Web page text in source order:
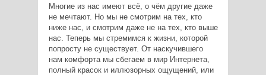
Многие из нас имеют всё, о чём другие даже
не мечтают. Но мы не смотрим на тех, кто
ниже нас, и смотрим даже не на тех, кто выше
нас. Теперь мы стремимся к жизни, которой
попросту не существует. От наскучившего
нам комфорта мы сбегаем в мир Интернета,
полный красок и иллюзорных ощущений, или